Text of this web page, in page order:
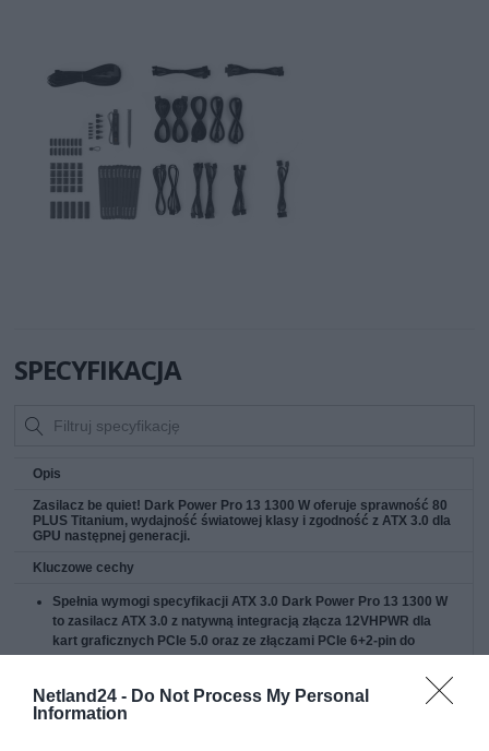
Netland24 - Do Not Process My Personal
Information
SPECYFIKACJA
Opis
Zasilacz be quiet! Dark Power Pro 13 1300 W oferuje sprawność 80
PLUS Titanium, wydajność światowej klasy i zgodność z ATX 3.0 dla
GPU następnej generacji.
Kluczowe cechy
Spełnia wymogi specyfikacji ATX 3.0 Dark Power Pro 13 1300 W
to zasilacz ATX 3.0 z natywną integracją złącza 12VHPWR dla
kart graficznych PCIe 5.0 oraz ze złączami PCIe 6+2-pin do
obsługi starszych kart graficznych obecnej generacji. Zasilacz
jest niezwykle wszechstronny i stanowi doskonały wybór dla
obecnych i przyszłych konfiguracji high-end.
Do masywnych obciążeń przejściowych